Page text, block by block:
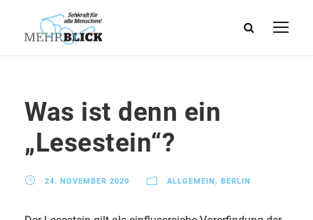
Was ist denn ein
„Lesestein“?
24. NOVEMBER 2020 ALLGEMEIN , BERLIN